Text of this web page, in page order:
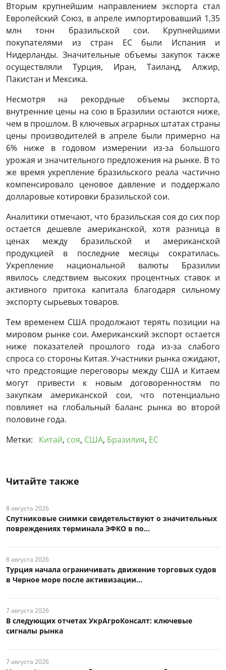
Вторым крупнейшим направлением экспорта стал
Европейский Союз, в апреле импортировавший 1,35
млн тонн бразильской сои. Крупнейшими
покупателями из стран ЕС были Испания и
Нидерланды. Значительные объемы закупок также
осуществляли Турция, Иран, Таиланд, Алжир,
Пакистан и Мексика.
Несмотря на рекордные объемы экспорта,
внутренние цены на сою в Бразилии остаются ниже,
чем в прошлом. В ключевых аграрных штатах страны
цены производителей в апреле были примерно на
6% ниже в годовом измерении из-за большого
урожая и значительного предложения на рынке. В то
же время укрепление бразильского реала частично
компенсировало ценовое давление и поддержало
долларовые котировки бразильской сои.
Аналитики отмечают, что бразильская соя до сих пор
остается дешевле американской, хотя разница в
ценах между бразильской и американской
продукцией в последние месяцы сократилась.
Укрепление национальной валюты Бразилии
явилось следствием высоких процентных ставок и
активного притока капитала благодаря сильному
экспорту сырьевых товаров.
Тем временем США продолжают терять позиции на
мировом рынке сои. Американский экспорт остается
ниже показателей прошлого года из-за слабого
спроса со стороны Китая. Участники рынка ожидают,
что предстоящие переговоры между США и Китаем
могут привести к новым договоренностям по
закупкам американской сои, что потенциально
повлияет на глобальный баланс рынка во второй
половине года.
Метки:
Китай, соя, США, Бразилия, ЕС
Читайте также
8 августа 2026
Спутниковые снимки свидетельствуют о значительных
повреждениях терминала ЭФКО в по...
8 августа 2026
Турция начала ограничивать движение торговых судов
в Черное море после активизации...
7 августа 2026
В следующих отчетах УкрАгроКонсалт: ключевые
сигналы рынка
7 августа 2026